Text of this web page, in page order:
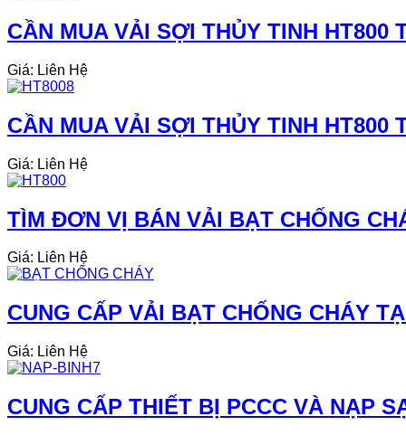
CẦN MUA VẢI SỢI THỦY TINH HT800
Giá: Liên Hệ
CẦN MUA VẢI SỢI THỦY TINH HT800
Giá: Liên Hệ
TÌM ĐƠN VỊ BÁN VẢI BẠT CHỐNG
Giá: Liên Hệ
CUNG CẤP VẢI BẠT CHỐNG CHÁY
Giá: Liên Hệ
CUNG CẤP THIẾT BỊ PCCC VÀ NẠP